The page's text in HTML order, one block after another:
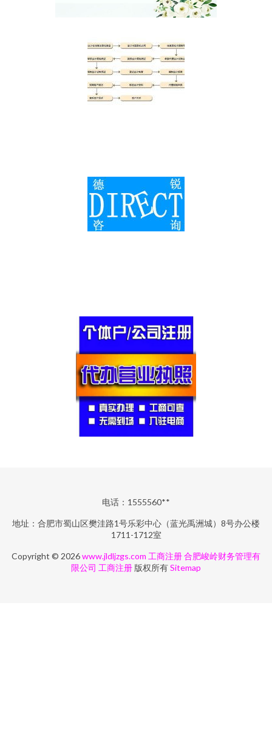
电话：1555560**
地址：合肥市蜀山区樊洼路1号乐彩中心（蓝光禹洲城）8号办公楼
1711-1712室
Copyright © 2026www.jldljzgs.com 工商注册合肥峻岭财务管理有
限公司 工商注册 版权所有Sitemap